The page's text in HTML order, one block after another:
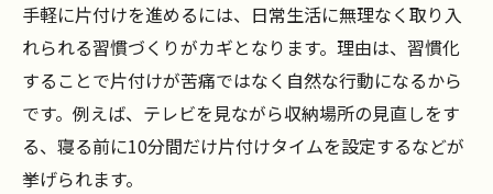
手軽に片付けを進めるには、日常生活に無理なく取り入
れられる習慣づくりがカギとなります。理由は、習慣化
することで片付けが苦痛ではなく自然な行動になるから
です。例えば、テレビを見ながら収納場所の見直しをす
る、寝る前に10分間だけ片付けタイムを設定するなどが
挙げられます。